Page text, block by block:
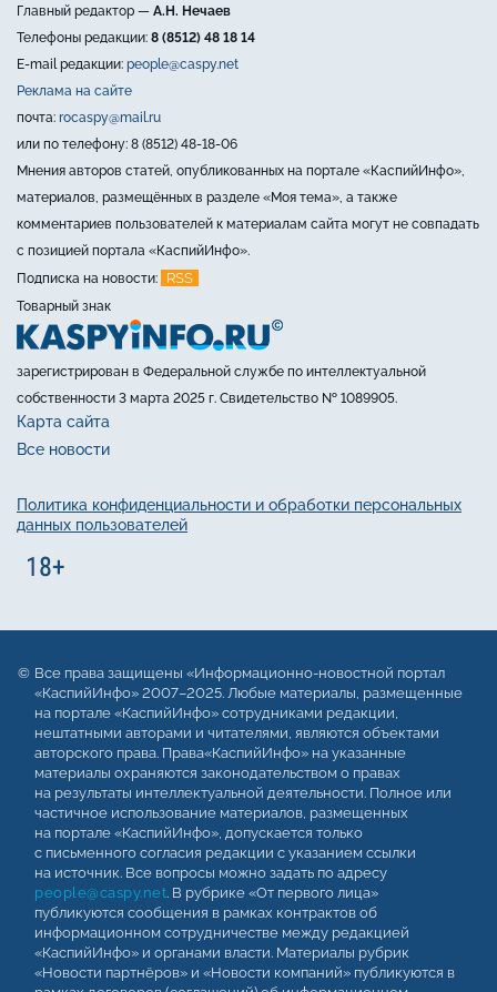
Главный редактор — А.Н. Нечаев
Телефоны редакции: 8 (8512) 48 18 14
E-mail редакции: people@caspy.net
Реклама на сайте
почта: rocaspy@mail.ru
или по телефону: 8 (8512) 48-18-06
Мнения авторов статей, опубликованных на портале «КаспийИнфо»,
материалов, размещённых в разделе «Моя тема», а также
комментариев пользователей к материалам сайта могут не совпадать
с позицией портала «КаспийИнфо».
Подписка на новости:
RSS
Товарный знак
зарегистрирован в Федеральной службе по интеллектуальной
собственности 3 марта 2025 г. Свидетельство № 1089905.
Карта сайта
Все новости
Политика конфиденциальности и обработки персональных
данных пользователей
Все права защищены «Информационно-новостной портал
«КаспийИнфо» 2007–2025. Любые материалы, размещенные
на портале «КаспийИнфо» сотрудниками редакции,
нештатными авторами и читателями, являются объектами
авторского права. Права«КаспийИнфо» на указанные
материалы охраняются законодательством о правах
на результаты интеллектуальной деятельности. Полное или
частичное использование материалов, размещенных
на портале «КаспийИнфо», допускается только
с письменного согласия редакции с указанием ссылки
на источник. Все вопросы можно задать по адресу
people@caspy.net. В рубрике «От первого лица»
публикуются сообщения в рамках контрактов об
информационном сотрудничестве между редакцией
«КаспийИнфо» и органами власти. Материалы рубрик
«Новости партнёров» и «Новости компаний» публикуются в